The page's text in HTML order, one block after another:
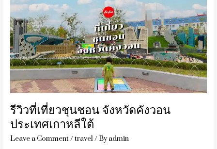
รีวิวที่เที่ยวชุนชอน จังหวัดคังวอน
ประเทศเกาหลีใต้
Leave a Comment/travel/ Byadmin
ที่
เที่ยว
ชุน
ชอน
จัง
หวัด
คัง
วอน
ประเทศ
เกาหลีใต้